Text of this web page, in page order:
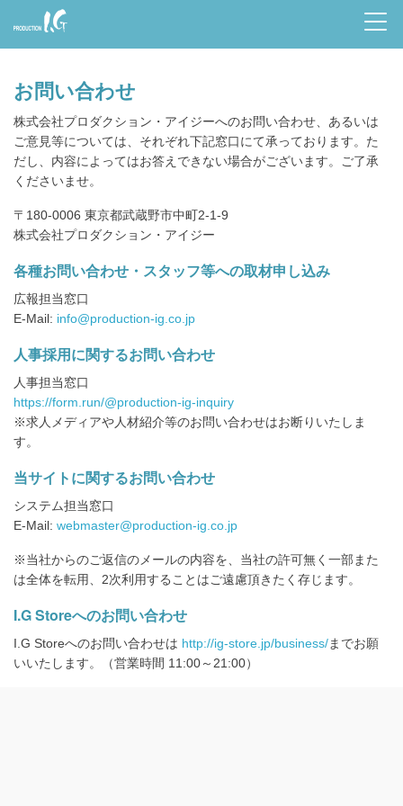
Prod
uctio
n I.G
お問い合わせ
株式会社プロダクション・アイジーへのお問い合わせ、あるいは
ご意見等については、それぞれ下記窓口にて承っております。た
だし、内容によってはお答えできない場合がございます。ご了承
くださいませ。
〒180-0006 東京都武蔵野市中町2-1-9
株式会社プロダクション・アイジー
各種お問い合わせ・スタッフ等への取材申し込み
広報担当窓口
E-Mail: info@production-ig.co.jp
人事採用に関するお問い合わせ
人事担当窓口
https://form.run/@production-ig-inquiry
※求人メディアや人材紹介等のお問い合わせはお断りいたしま
す。
当サイトに関するお問い合わせ
システム担当窓口
E-Mail: webmaster@production-ig.co.jp
※当社からのご返信のメールの内容を、当社の許可無く一部また
は全体を転用、2次利用することはご遠慮頂きたく存じます。
I.G Storeへのお問い合わせ
I.G Storeへのお問い合わせは http://ig-store.jp/business/までお願
いいたします。（営業時間 11:00～21:00）